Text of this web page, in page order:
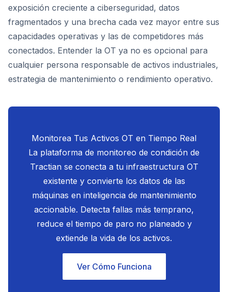
exposición creciente a ciberseguridad, datos
fragmentados y una brecha cada vez mayor entre sus
capacidades operativas y las de competidores más
conectados. Entender la OT ya no es opcional para
cualquier persona responsable de activos industriales,
estrategia de mantenimiento o rendimiento operativo.
Monitorea Tus Activos OT en Tiempo Real
La plataforma de monitoreo de condición de
Tractian se conecta a tu infraestructura OT
existente y convierte los datos de las
máquinas en inteligencia de mantenimiento
accionable. Detecta fallas más temprano,
reduce el tiempo de paro no planeado y
extiende la vida de los activos.
Ver Cómo Funciona